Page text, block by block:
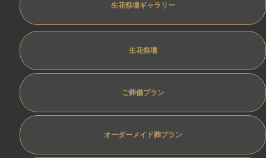
生花祭壇ギャラリー
生花祭壇
ご葬儀プラン
オーダーメイド葬プラン